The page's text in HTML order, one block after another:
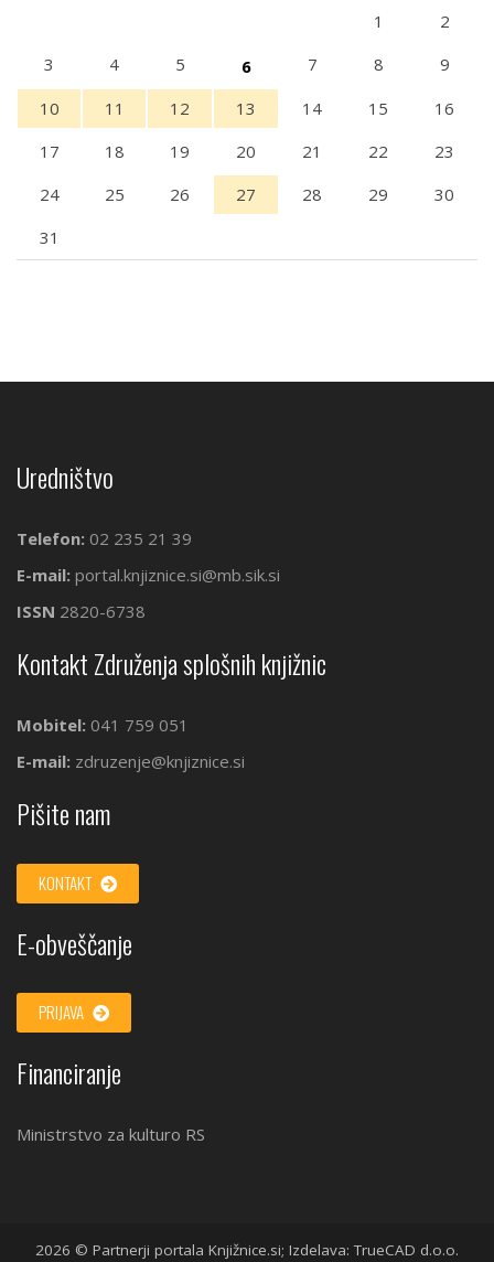
1
2
3
4 5 6 7 8
9
10
11 12 13 14 15
16
17
18 19 20 21 22
23
24
25 26 27 28 29
30
31
Uredništvo
Telefon: 02 235 21 39
E-mail: portal.knjiznice.si@mb.sik.si
ISSN 2820-6738
Kontakt Združenja splošnih knjižnic
Mobitel: 041 759 051
E-mail: zdruzenje@knjiznice.si
Pišite nam
KONTAKT
E-obveščanje
PRIJAVA
Financiranje
Ministrstvo za kulturo RS
2026 © Partnerji portala Knjižnice.si; Izdelava: TrueCAD d.o.o.